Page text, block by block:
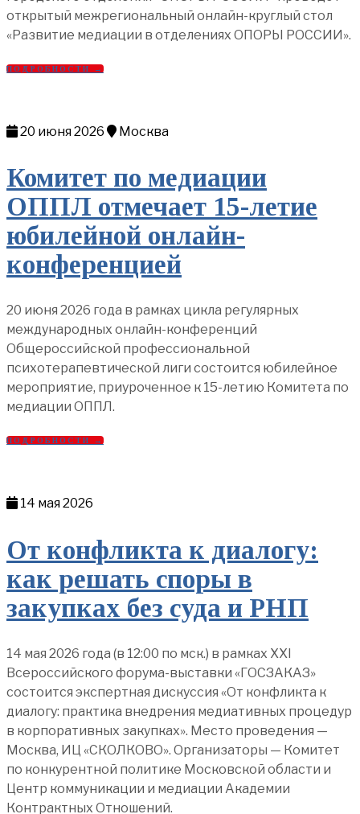
открытый межрегиональный онлайн-круглый стол
«Развитие медиации в отделениях ОПОРЫ РОССИИ».
ПОДРОБНОСТИ →
20 июня 2026 Москва
Комитет по медиации
ОППЛ отмечает 15-летие
юбилейной онлайн-
конференцией
20 июня 2026 года в рамках цикла регулярных
международных онлайн-конференций
Общероссийской профессиональной
психотерапевтической лиги состоится юбилейное
мероприятие, приуроченное к 15-летию Комитета по
медиации ОППЛ.
ПОДРОБНОСТИ →
14 мая 2026
От конфликта к диалогу:
как решать споры в
закупках без суда и РНП
14 мая 2026 года (в 12:00 по мск.) в рамках XXI
Всероссийского форума-выставки «ГОСЗАКАЗ»
состоится экспертная дискуссия «От конфликта к
диалогу: практика внедрения медиативных процедур
в корпоративных закупках». Место проведения —
Москва, ИЦ «СКОЛКОВО». Организаторы — Комитет
по конкурентной политике Московской области и
Центр коммуникации и медиации Академии
Контрактных Отношений.